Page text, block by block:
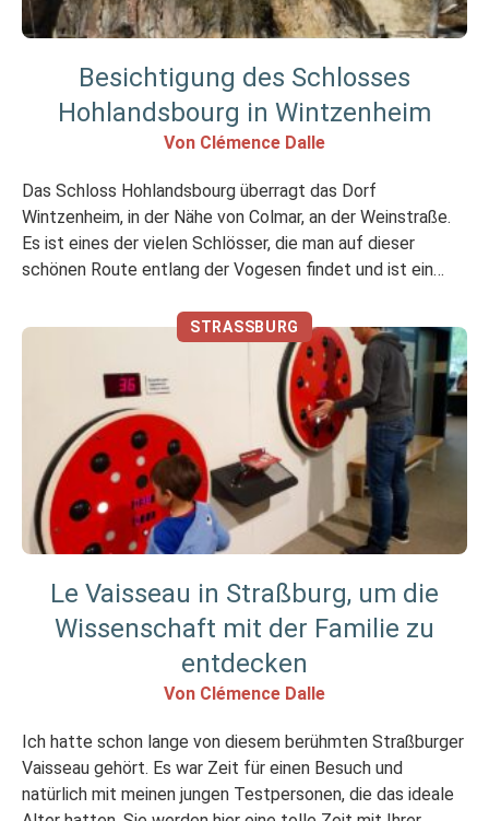
Besichtigung des Schlosses
Hohlandsbourg in Wintzenheim
Von Clémence Dalle
Das Schloss Hohlandsbourg überragt das Dorf
Wintzenheim, in der Nähe von Colmar, an der Weinstraße.
Es ist eines der vielen Schlösser, die man auf dieser
schönen Route entlang der Vogesen findet und ist ein
Meinung in Kürze Ich mochte Mir hat weniger gefallen Ein
STRASSBURG
Le Vaisseau in Straßburg, um die
Wissenschaft mit der Familie zu
entdecken
Von Clémence Dalle
Ich hatte schon lange von diesem berühmten Straßburger
Vaisseau gehört. Es war Zeit für einen Besuch und
natürlich mit meinen jungen Testpersonen, die das ideale